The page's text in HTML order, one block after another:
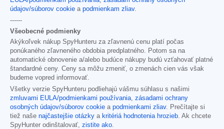
údajov/súborov cookie a podmienkam zliav.
------
Všeobecné podmienky
Akýkoľvek nákup SpyHunteru za zľavnenú cenu platí počas
ponúkaného zľavneného obdobia predplatného. Potom sa na
automatické obnovenie a/alebo budúce nákupy budú vzťahovať platné
štandardné ceny. Ceny sa môžu zmeniť, o zmenách cien vás však
budeme vopred informovať.
Všetky verzie SpyHunteru podliehajú vášmu súhlasu s našimi
zmluvami EULA/podmienkami používania, zásadami ochrany
osobných údajov/súborov cookie a podmienkami zliav. Prečítajte si
tiež naše najčastejšie otázky a kritériá hodnotenia hrozieb. Ak chcete
SpyHunter odinštalovať, zistite ako.